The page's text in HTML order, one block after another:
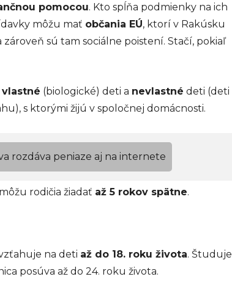
pomocou. Kto spĺňa podmienky na ich
môžu mať občania EÚ, ktorí v Rakúsku
zároveň sú tam sociálne poistení. Stačí, pokiaľ
vlastné (biologické) deti a nevlastné deti (deti
s ktorými žijú v spoločnej domácnosti.
rozdáva peniaze aj na internete
rodičia žiadať až 5 rokov spätne.
na deti až do 18. roku života. Študuje
posúva až do 24. roku života.